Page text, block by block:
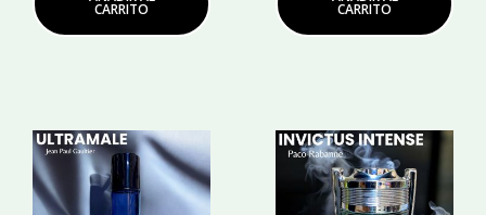
CARRITO CARRITO